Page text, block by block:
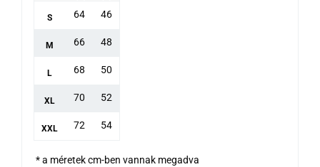
S 64 46
M 66 48
L 68 50
XL 70 52
XXL 72 54
* a méretek cm-ben vannak megadva